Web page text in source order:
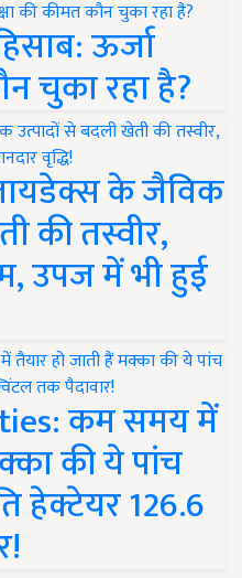
ऊर्जा
चुका रहा है?
के जैविक
की तस्वीर,
उपज में भी हुई
कम समय में
की ये पांच
हेक्टेयर 126.6